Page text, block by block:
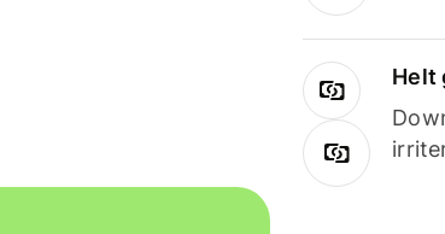
Helt